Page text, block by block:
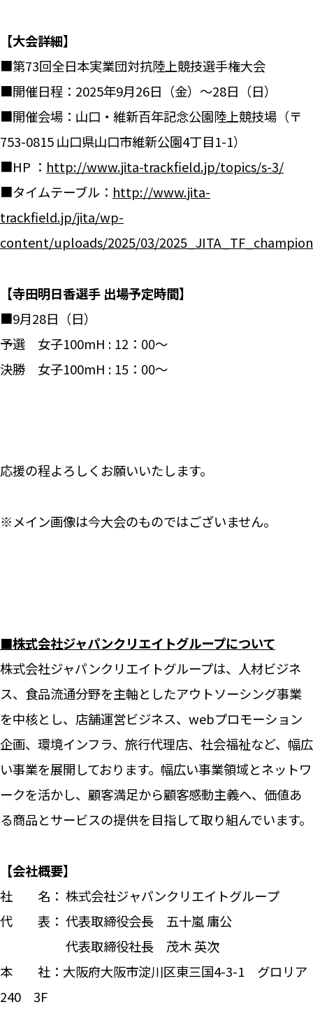
【大会詳細】
■第73回全日本実業団対抗陸上競技選手権大会
■開催日程：2025年9月26日（金）～28日（日）
■開催会場：山口・維新百年記念公園陸上競技場（〒
753-0815 山口県山口市維新公園4丁目1-1）
■HP ： http://www.jita-trackfield.jp/topics/s-3/
■タイムテーブル： http://www.jita-
trackfield.jp/jita/wp-
content/uploads/2025/03/
【寺田明日香選手 出場予定時間】
■9月28日（日）
予選 女子100mH : 12：00～
決勝 女子100mH : 15：00～
応援の程よろしくお願いいたします。
※メイン画像は今大会のものではございません。
■株式会社ジャパンクリエイトグループについて
株式会社ジャパンクリエイトグループは、人材ビジネ
ス、食品流通分野を主軸としたアウトソーシング事業
を中核とし、店舗運営ビジネス、webプロモーション
企画、環境インフラ、旅行代理店、社会福祉など、幅広
い事業を展開しております。幅広い事業領域とネットワ
ークを活かし、顧客満足から顧客感動主義へ、価値あ
る商品とサービスの提供を目指して取り組んでいます。
【会社概要】
社 名： 株式会社ジャパンクリエイトグループ
代 表： 代表取締役会長 五十嵐庸公
代表取締役社長 茂木 英次
本 社：大阪府大阪市淀川区東三国4-3-1 グロリア
240 3F